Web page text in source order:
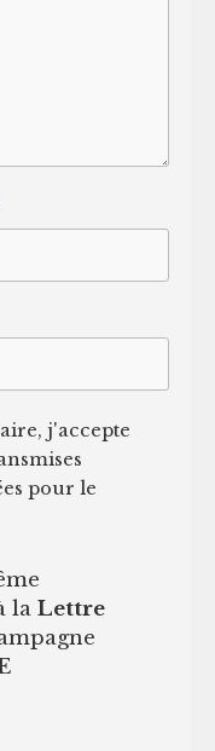
j'accepte
pour le
la Lettre